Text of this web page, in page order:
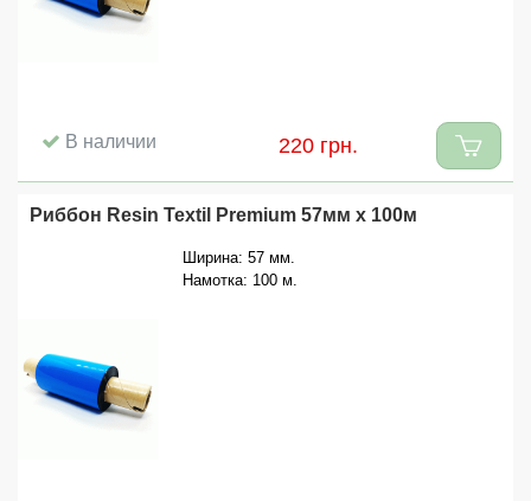
В наличии 220 грн.
Риббон Resin Textil Premium 57мм x 100м
Ширина: 57 мм.
Намотка: 100 м.